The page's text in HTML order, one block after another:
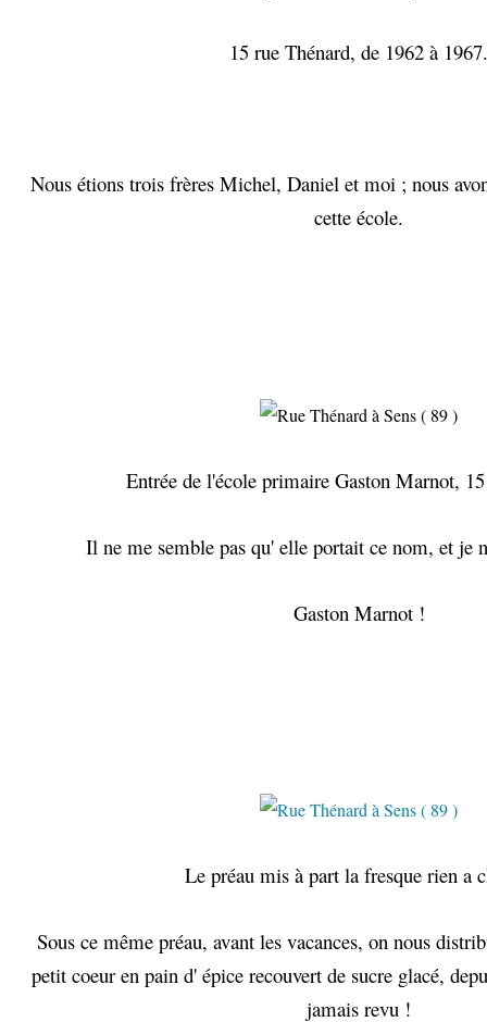
15 rue Thénard, de 1962 à 1967.
Nous étions trois frères Michel, Daniel et moi ; nous
cette école.
Entrée de l'école primaire Gaston Marnot,
Il ne me semble pas qu' elle portait ce nom, et je
Gaston Marnot !
Le préau mis à part la fresque rien a
Sous ce même préau, avant les vacances, on nous
petit coeur en pain d' épice recouvert de sucre glacé,
jamais revu !